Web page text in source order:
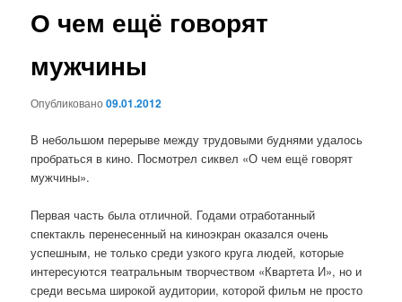
О чем ещё говорят
мужчины
Опубликовано09.01.2012
В небольшом перерыве между трудовыми буднями удалось
пробраться в кино. Посмотрел сиквел «О чем ещё говорят
мужчины».
Первая часть была отличной. Годами отработанный
спектакль перенесенный на киноэкран оказался очень
успешным, не только среди узкого круга людей, которые
интересуются театральным творчеством «Квартета И», но и
среди весьма широкой аудитории, которой фильм не просто